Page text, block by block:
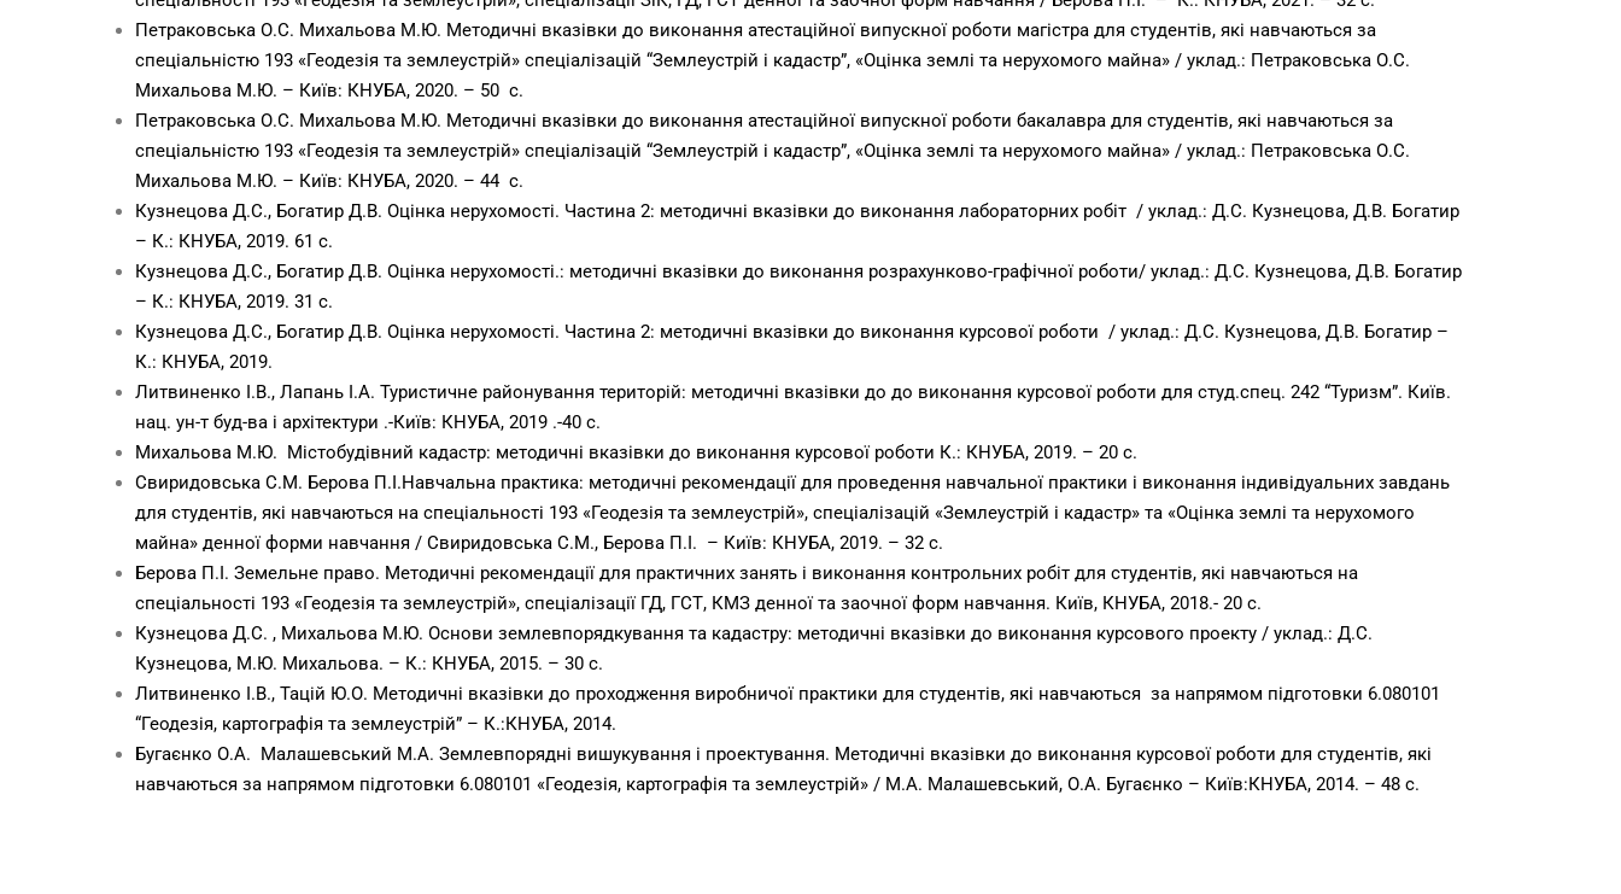
Петраковська О.С. Михальова М.Ю. Методичні вказівки до виконання атестаційної випускної роботи магістра для студентів, які навчаються за
спеціальністю 193 «Геодезія та землеустрій» спеціалізацій “Землеустрій і кадастр”, «Оцінка землі та нерухомого майна» / уклад.: Петраковська О.С.
Михальова М.Ю. – Київ: КНУБА, 2020. – 50 с.
Петраковська О.С. Михальова М.Ю. Методичні вказівки до виконання атестаційної випускної роботи бакалавра для студентів, які навчаються за
спеціальністю 193 «Геодезія та землеустрій» спеціалізацій “Землеустрій і кадастр”, «Оцінка землі та нерухомого майна» / уклад.: Петраковська О.С.
Михальова М.Ю. – Київ: КНУБА, 2020. – 44 с.
Кузнецова Д.С., Богатир Д.В. Оцінка нерухомості. Частина 2: методичні вказівки до виконання лабораторних робіт / уклад.: Д.С. Кузнецова, Д.В. Богатир
– К.: КНУБА, 2019. 61 с.
Кузнецова Д.С., Богатир Д.В. Оцінка нерухомості.: методичні вказівки до виконання розрахунково-графічної роботи/ уклад.: Д.С. Кузнецова, Д.В. Богатир
– К.: КНУБА, 2019. 31 с.
Кузнецова Д.С., Богатир Д.В. Оцінка нерухомості. Частина 2: методичні вказівки до виконання курсової роботи / уклад.: Д.С. Кузнецова, Д.В. Богатир –
К.: КНУБА, 2019.
Литвиненко І.В., Лапань І.А. Туристичне районування територій: методичні вказівки до до виконання курсової роботи для студ.спец. 242 “Туризм”. Київ.
нац. ун-т буд-ва і архітектури .-Київ: КНУБА, 2019 .-40 с.
Михальова М.Ю. Містобудівний кадастр: методичні вказівки до виконання курсової роботи К.: КНУБА, 2019. – 20 с.
Свиридовська С.М. Берова П.І.Навчальна практика: методичні рекомендації для проведення навчальної практики і виконання індивідуальних завдань
для студентів, які навчаються на спеціальності 193 «Геодезія та землеустрій», спеціалізацій «Землеустрій і кадастр» та «Оцінка землі та нерухомого
майна» денної форми навчання / Свиридовська С.М., Берова П.І. – Київ: КНУБА, 2019. – 32 с.
Берова П.І. Земельне право. Методичні рекомендації для практичних занять і виконання контрольних робіт для студентів, які навчаються на
спеціальності 193 «Геодезія та землеустрій», спеціалізації ГД, ГСТ, КМЗ денної та заочної форм навчання. Київ, КНУБА, 2018.- 20 с.
Кузнецова Д.С. , Михальова М.Ю. Основи землевпорядкування та кадастру: методичні вказівки до виконання курсового проекту / уклад.: Д.С.
Кузнецова, М.Ю. Михальова. – К.: КНУБА, 2015. – 30 с.
Литвиненко І.В., Тацій Ю.О. Методичні вказівки до проходження виробничої практики для студентів, які навчаються за напрямом підготовки 6.080101
“Геодезія, картографія та землеустрій” – К.:КНУБА, 2014.
Бугаєнко О.А. Малашевський М.А. Землевпорядні вишукування і проектування. Методичні вказівки до виконання курсової роботи для студентів, які
навчаються за напрямом підготовки 6.080101 «Геодезія, картографія та землеустрій» / М.А. Малашевський, О.А. Бугаєнко – Київ:КНУБА, 2014. – 48 с.